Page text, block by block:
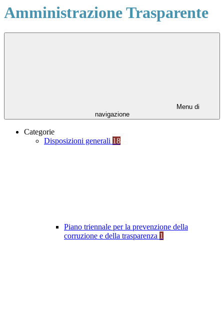
Amministrazione Trasparente
Menu di
navigazione
Categorie
Disposizioni generali 18
Piano triennale per la prevenzione della
corruzione e della trasparenza 1